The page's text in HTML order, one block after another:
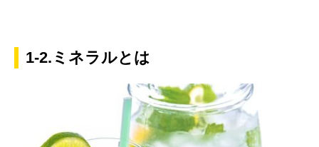
1-2.ミネラルとは